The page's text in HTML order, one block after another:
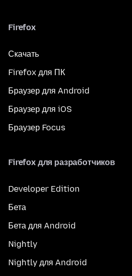
Firefox
Скачать
Firefox для ПК
Браузер для Android
Браузер для iOS
Браузер Focus
Firefox для разработчиков
Developer Edition
Бета
Бета для Android
Nightly
Nightly для Android